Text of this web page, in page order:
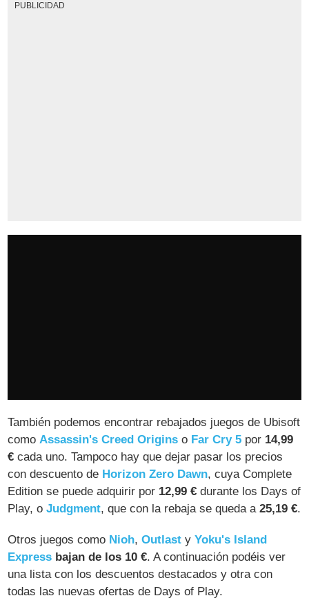
PUBLICIDAD
También podemos encontrar rebajados juegos de Ubisoft
comoAssassin's Creed Origins o Far Cry 5 por 14,99
€ cada uno. Tampoco hay que dejar pasar los precios
con descuento de Horizon Zero Dawn, cuya Complete
Edition se puede adquirir por 12,99 € durante los Days of
Play, oJudgment, que con la rebaja se queda a25,19 €.
Otros juegos como Nioh,Outlast yYoku's Island
Express bajan de los 10 €. A continuación podéis ver
una lista con los descuentos destacados y otra con
todas las nuevas ofertas de Days of Play.